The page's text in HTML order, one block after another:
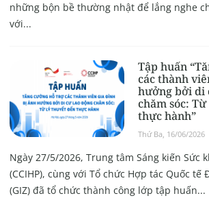
những bộn bề thường nhật để lắng nghe
với...
Tập huấn
các thành
hưởng bởi di
chăm sóc:
thực hành”
Thứ Ba, 16/06/2026
Ngày 27/5/2026, Trung tâm Sáng kiến Sức
(CCIHP), cùng với Tổ chức Hợp tác Quốc tế
(GIZ) đã tổ chức thành công lớp tập huấn...